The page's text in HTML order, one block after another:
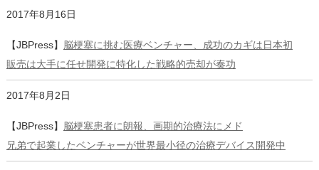
2017年8月16日
【JBPress】
脳梗塞に挑む医療ベンチャー、成功のカギは日本初
販売は大手に任せ開発に特化した戦略的売却が奏功
2017年8月2日
【JBPress】
脳梗塞患者に朗報、画期的治療法にメド
兄弟で起業したベンチャーが世界最小径の治療デバイス開発中